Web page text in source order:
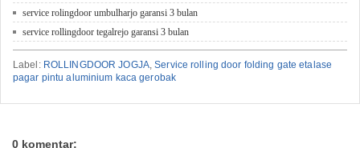
service rolingdoor umbulharjo garansi 3 bulan
service rollingdoor tegalrejo garansi 3 bulan
Label: ROLLINGDOOR JOGJA,Service rolling door folding gate etalase
pagar pintu aluminium kaca gerobak
0 komentar: